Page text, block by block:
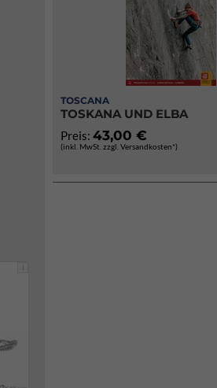
i
TOSCANA
TOSKANA UND ELBA
Preis: 43,00 €
(inkl. MwSt. zzgl. Versandkosten*)